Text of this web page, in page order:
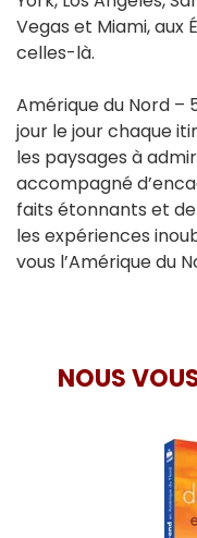
Vegas et Miami, aux
celles-là.
Amérique du Nord –
jour le jour chaque
les paysages à
accompagné
faits étonnants et
les expériences
vous l’Amérique du
NOUS